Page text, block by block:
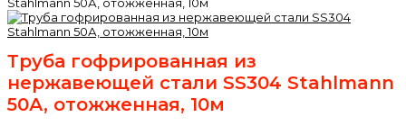
Труба гофрированная из
нержавеющей стали SS304 Stahlmann
50А, отожженная, 10м